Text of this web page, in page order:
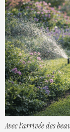
Avec l’arrivée des